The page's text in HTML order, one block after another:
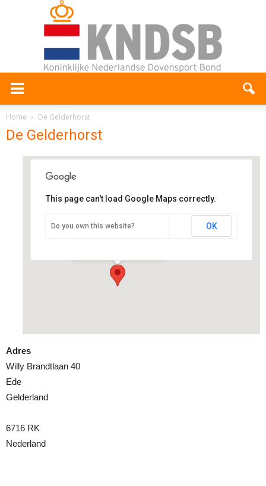
Home De Gelderhorst
De Gelderhorst
De Gelderhorst
This page can't load Google Maps correctly.
Do you own this website? OK
Adres
Willy Brandtlaan 40
Ede
Gelderland
6716 RK
Nederland